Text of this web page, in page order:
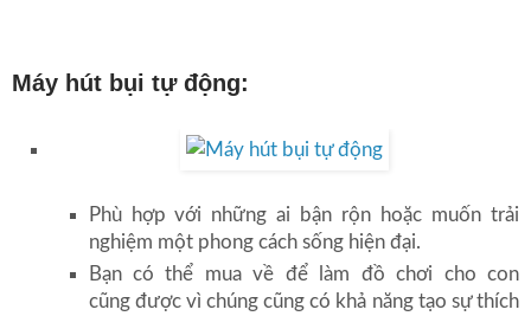
Máy hút bụi tự động:
Phù hợp với những ai bận rộn hoặc muốn trải
nghiệm một phong cách sống hiện đại.
Bạn có thể mua về để làm đồ chơi cho con
cũng được vì chúng cũng có khả năng tạo sự thích